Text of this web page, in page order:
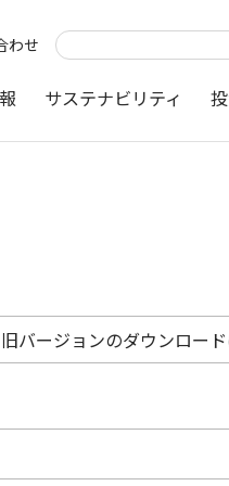
わせ
サステナビリティ
旧バージョンのダウンロー